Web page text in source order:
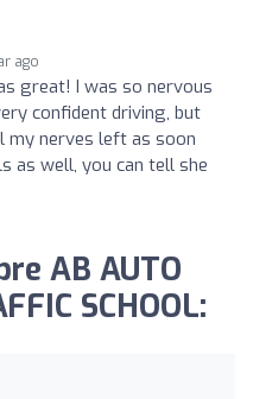
ago
great! I was so nervous
confident driving, but
my nerves left as soon
as well, you can tell she
AB AUTO
SCHOOL: